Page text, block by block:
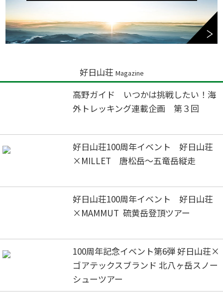
好日山荘 Magazine
高野ガイド いつかは挑戦したい！海
外トレッキング連載企画 第３回
好日山荘100周年イベント 好日山荘
×MILLET 唐松岳～五竜岳縦走
好日山荘100周年イベント 好日山荘
×MAMMUT 硫黄岳登頂ツアー
100周年記念イベント第6弾 好日山荘×
ゴアテックスブランド 北八ヶ岳スノー
シューツアー